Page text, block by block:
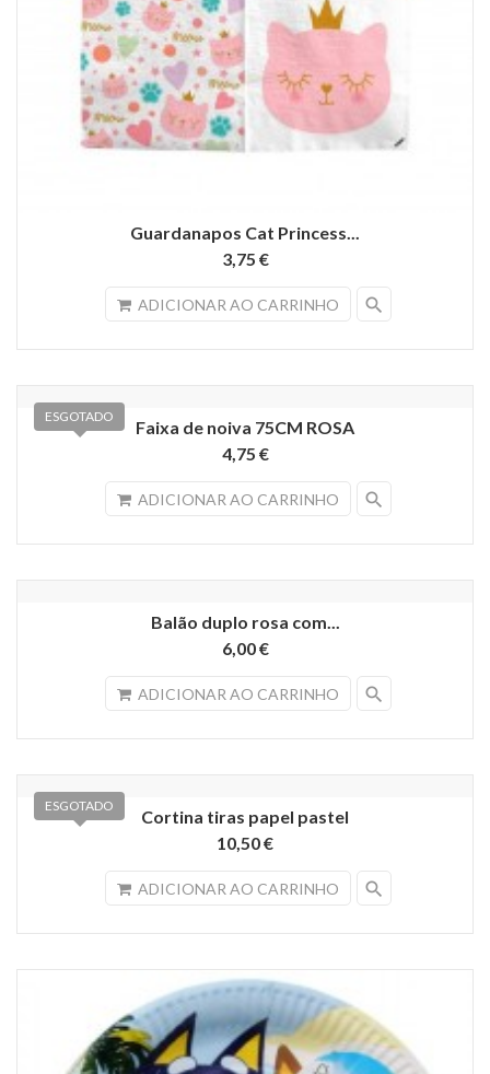
Guardanapos Cat Princess...
3,75 €
ADICIONAR AO CARRINHO search
Faixa de noiva 75CM ROSA
4,75 €
ADICIONAR AO CARRINHO search
ESGOTADO
Balão duplo rosa com...
6,00 €
ADICIONAR AO CARRINHO search
Cortina tiras papel pastel
10,50 €
ADICIONAR AO CARRINHO search
ESGOTADO